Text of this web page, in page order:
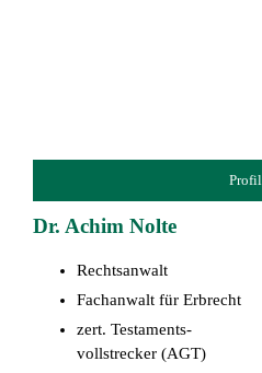
Profil
Dr. Achim Nolte
Rechtsanwalt
Fachanwalt für Erbrecht
zert. Testaments-
vollstrecker (AGT)